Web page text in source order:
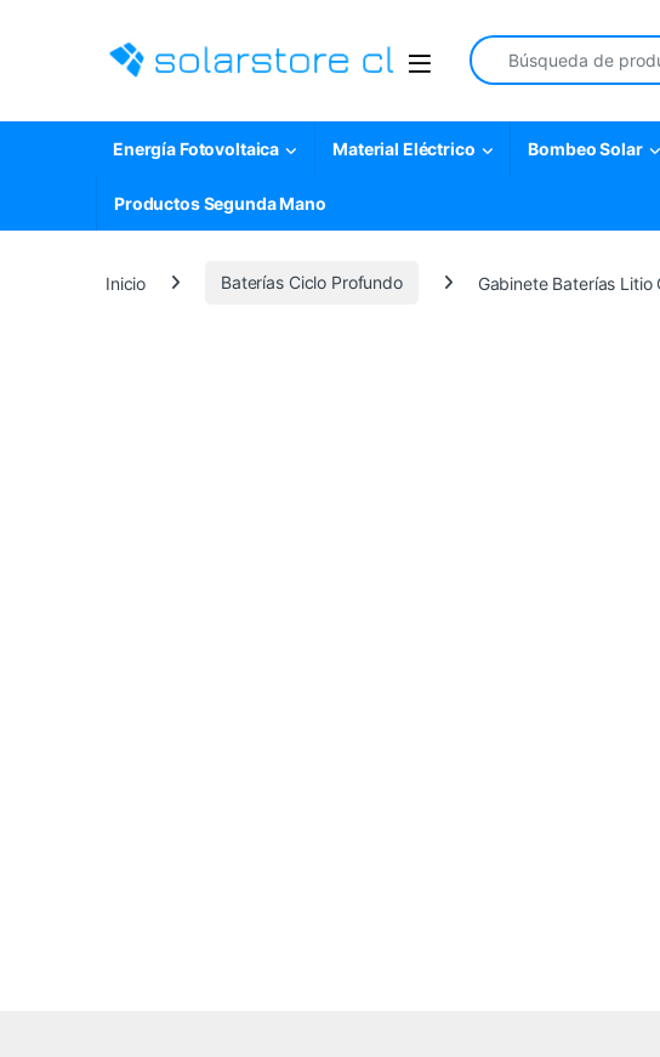
Open
Search for:
Energía Fotovoltaica Material Eléctrico Bombeo Solar
Productos Segunda Mano
Inicio Baterías Ciclo Profundo Gabinete Baterías